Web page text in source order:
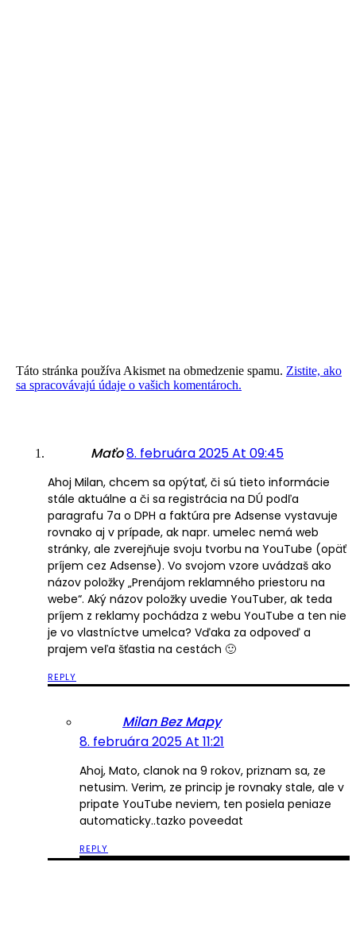
Maťo8. februára 2025 At 09:45
Ahoj Milan, chcem sa opýtať, či sú tieto informácie
stále aktuálne a či sa registrácia na DÚ podľa
paragrafu 7a o DPH a faktúra pre Adsense vystavuje
rovnako aj v prípade, ak napr. umelec nemá web
stránky, ale zverejňuje svoju tvorbu na YouTube (opäť
príjem cez Adsense). Vo svojom vzore uvádzaš ako
názov položky „Prenájom reklamného priestoru na
webe“. Aký názov položky uvedie YouTuber, ak teda
príjem z reklamy pochádza z webu YouTube a ten nie
je vo vlastníctve umelca? Vďaka za odpoveď a
prajem veľa šťastia na cestách 🙂
REPLY
Milan Bez Mapy
8. februára 2025 At 11:21
Ahoj, Mato, clanok na 9 rokov, priznam sa, ze
netusim. Verim, ze princip je rovnaky stale, ale v
pripate YouTube neviem, ten posiela peniaze
automaticky..tazko poveedat
REPLY
Táto stránka používa Akismet na obmedzenie spamu. Zistite, ako
sa spracovávajú údaje o vašich komentároch.